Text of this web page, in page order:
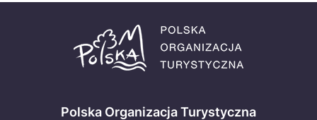
Polska Organizacja Turystyczna